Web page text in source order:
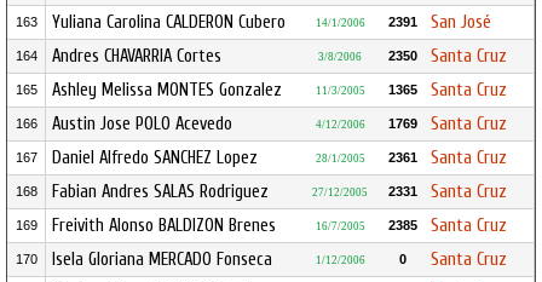
163 Yuliana Carolina CALDERON Cubero 14/1/2006 2391 San José
164 Andres CHAVARRIA Cortes 3/8/2006 2350 Santa Cruz
165 Ashley Melissa MONTES Gonzalez 11/3/2005 1365 Santa Cruz
166 Austin Jose POLO Acevedo 4/12/2006 1769 Santa Cruz
167 Daniel Alfredo SANCHEZ Lopez 28/1/2005 2361 Santa Cruz
168 Fabian Andres SALAS Rodriguez 27/12/2005 2331 Santa Cruz
169 Freivith Alonso BALDIZON Brenes 16/7/2005 2385 Santa Cruz
170 Isela Gloriana MERCADO Fonseca 1/12/2006 0 Santa Cruz